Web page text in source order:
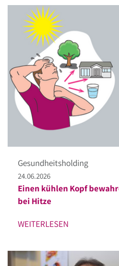
Gesundheitsholding
24.06.2026
Einen kühlen Kopf
bei Hitze
WEITERLESEN